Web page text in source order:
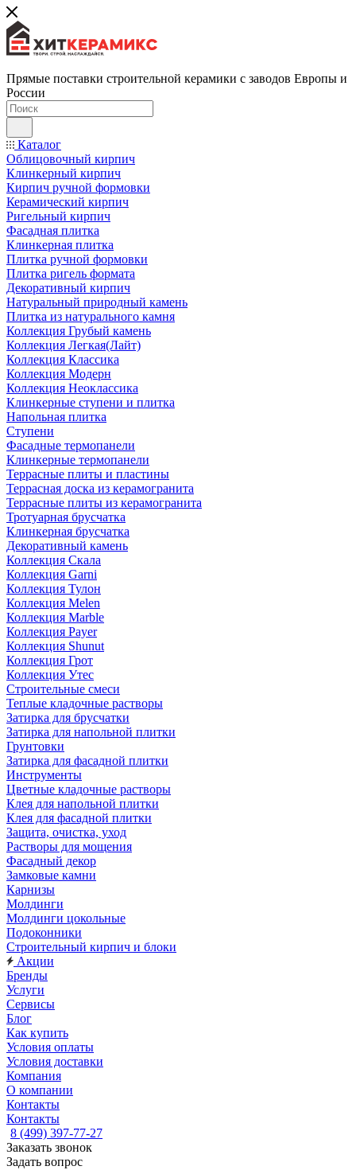
Прямые поставки строительной керамики с заводов Европы и
России
Каталог
Облицовочный кирпич
Клинкерный кирпич
Кирпич ручной формовки
Керамический кирпич
Ригельный кирпич
Фасадная плитка
Клинкерная плитка
Плитка ручной формовки
Плитка ригель формата
Декоративный кирпич
Натуральный природный камень
Плитка из натурального камня
Коллекция Грубый камень
Коллекция Легкая(Лайт)
Коллекция Классика
Коллекция Модерн
Коллекция Неоклассика
Клинкерные ступени и плитка
Напольная плитка
Ступени
Фасадные термопанели
Клинкерные термопанели
Террасные плиты и пластины
Террасная доска из керамогранита
Террасные плиты из керамогранита
Тротуарная брусчатка
Клинкерная брусчатка
Декоративный камень
Коллекция Скала
Коллекция Garni
Коллекция Тулон
Коллекция Melen
Коллекция Marble
Коллекция Payer
Коллекция Shunut
Коллекция Грот
Коллекция Утес
Строительные смеси
Теплые кладочные растворы
Затирка для брусчатки
Затирка для напольной плитки
Грунтовки
Затирка для фасадной плитки
Инструменты
Цветные кладочные растворы
Клея для напольной плитки
Клея для фасадной плитки
Защита, очистка, уход
Растворы для мощения
Фасадный декор
Замковые камни
Карнизы
Молдинги
Молдинги цокольные
Подоконники
Строительный кирпич и блоки
Акции
Бренды
Услуги
Сервисы
Блог
Как купить
Условия оплаты
Условия доставки
Компания
О компании
Контакты
Контакты
8 (499) 397-77-27
Заказать звонок
Задать вопрос